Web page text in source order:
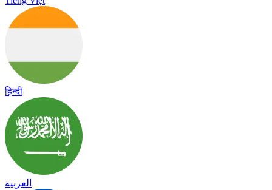
हिन्दी
العربية